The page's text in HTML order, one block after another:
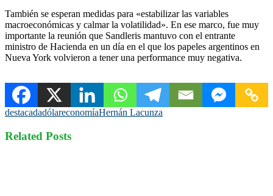
También se esperan medidas para «estabilizar las variables
macroeconómicas y calmar la volatilidad». En ese marco, fue muy
importante la reunión que Sandleris mantuvo con el entrante
ministro de Hacienda en un día en el que los papeles argentinos en
Nueva York volvieron a tener una performance muy negativa.
destacadadólareconomíaHernán Lacunza
Related Posts